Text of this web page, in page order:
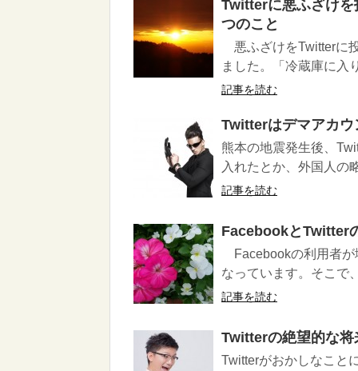
Twitterに悪ふざけを
つのこと
悪ふざけをTwitterに
ました。「冷蔵庫に入
記事を読む
Twitterはデマアカ
熊本の地震発生後、
入れたとか、外国人の
記事を読む
FacebookとTwitter
Facebookの利用者が
なっています。そこで
記事を読む
Twitterの絶望的な将
Twitterがおかしなこと